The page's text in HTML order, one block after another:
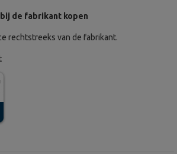
de fabrikant kopen
rechtstreeks van de fabrikant.